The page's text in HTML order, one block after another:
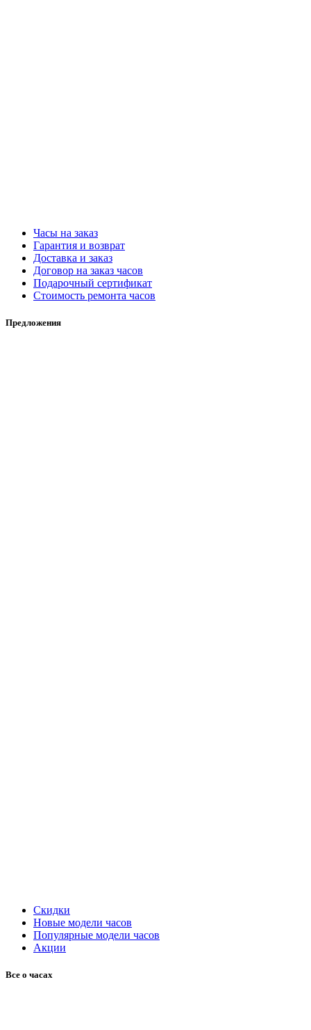
Часы на заказ
Гарантия и возврат
Доставка и заказ
Договор на заказ часов
Подарочный сертификат
Стоимость ремонта часов
Предложения
Скидки
Новые модели часов
Популярные модели часов
Акции
Все о часах